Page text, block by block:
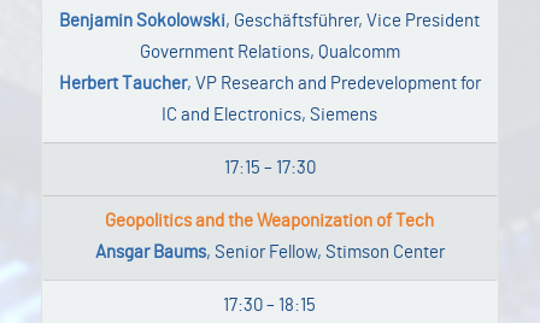
Benjamin Sokolowski, Geschäftsführer, Vice President
Government Relations, Qualcomm
Herbert Taucher, VP Research and Predevelopment for
IC and Electronics, Siemens
17:15 – 17:30
Geopolitics and the Weaponization of Tech
Ansgar Baums, Senior Fellow, Stimson Center
17:30 – 18:15